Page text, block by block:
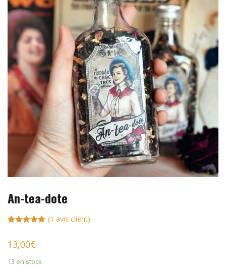
An-tea-dote
basé sur
notation
(1 avis client)
13,00€
13 en stock